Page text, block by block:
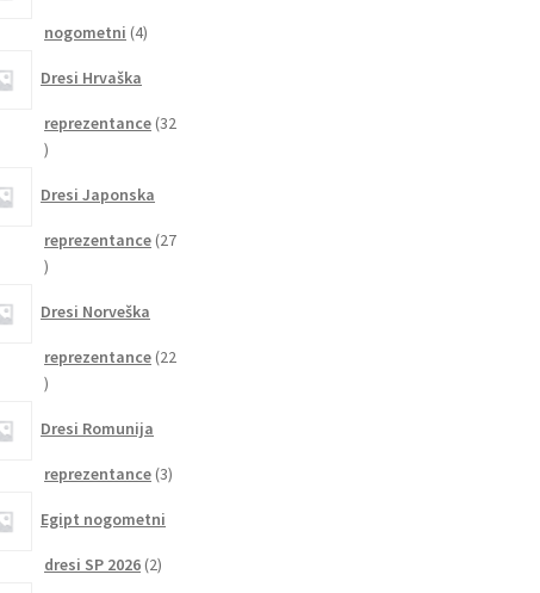
nogometni 44
Dresi Hrvaška
reprezentance 32
32
Dresi Japonska
reprezentance 27
27
Dresi Norveška
reprezentance 22
22
Dresi Romunija
reprezentance 33
Egipt nogometni
dresi SP 2026 22